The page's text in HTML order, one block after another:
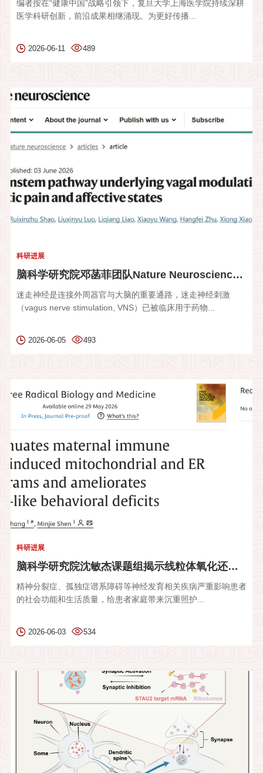
编者按在“健康中国”战略引领下，复旦大学上海医学院持续深耕
医学科研创新，前沿成果相继涌现。为更好传播...
2026-06-11 489
科研进展
脑科学研究院邓菡菲团队Nature Neuroscience发文揭示迷走神经刺...
迷走神经是连接外周器官与大脑的重要通路，迷走神经刺激
（vagus nerve stimulation, VNS）已被临床用于药物...
2026-06-05 493
科研进展
脑科学研究院沈敏杰课题组揭示线粒体氧化还原失衡在母源免疫激活...
精神分裂症、孤独症谱系障碍等神经发育相关疾病严重影响患者
的社会功能和生活质量，给患者家庭带来沉重照护...
2026-06-03 534